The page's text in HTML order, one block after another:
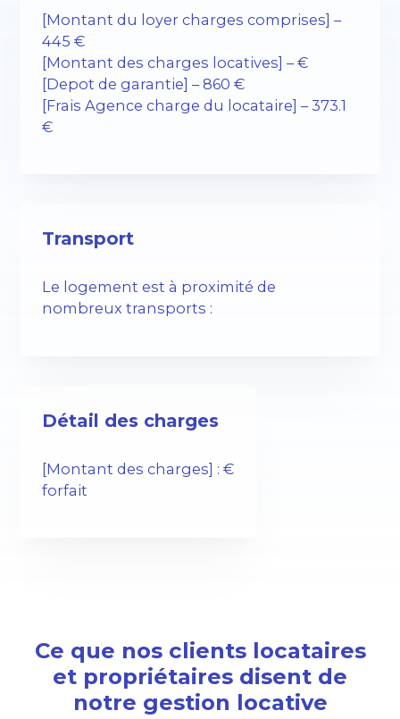
[Montant du loyer charges comprises] –
445 €
[Montant des charges locatives] – €
[Depot de garantie] – 860 €
[Frais Agence charge du locataire] – 373.1
€
Transport
Le logement est à proximité de
nombreux transports :
Détail des charges
[Montant des charges] : €
forfait
Ce que nos clients locataires
et propriétaires disent de
notre gestion locative